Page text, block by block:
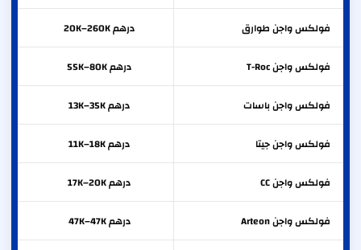
فولكس واجن طوارق درهم 20K–260K
فولكس واجنT-Roc درهم 55K–80K
فولكس واجن باسات درهم 13K–35K
فولكس واجنجيتا درهم 11K–18K
فولكس واجنCC درهم 17K–20K
فولكس واجنArteon درهم 47K–47K